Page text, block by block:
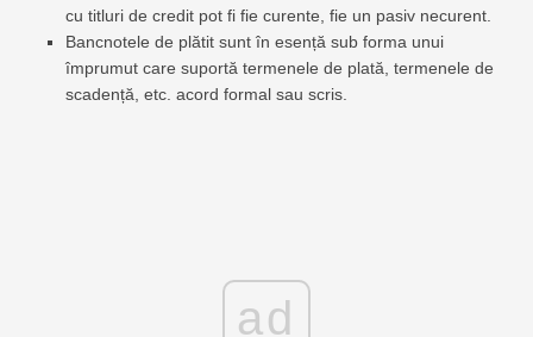
cu titluri de credit pot fi fie curente, fie un pasiv necurent.
Bancnotele de plătit sunt în esență sub forma unui
împrumut care suportă termenele de plată, termenele de
scadență, etc. acord formal sau scris.
ad